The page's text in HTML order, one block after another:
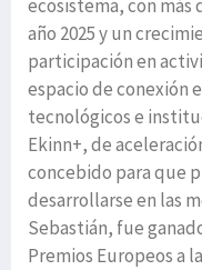
ecosistema, con más
año 2025 y un
participación en
espacio de conexión
tecnológicos e
Ekinn+, de
concebido para que
desarrollarse en las
Sebastián, fue
Premios Europeos a